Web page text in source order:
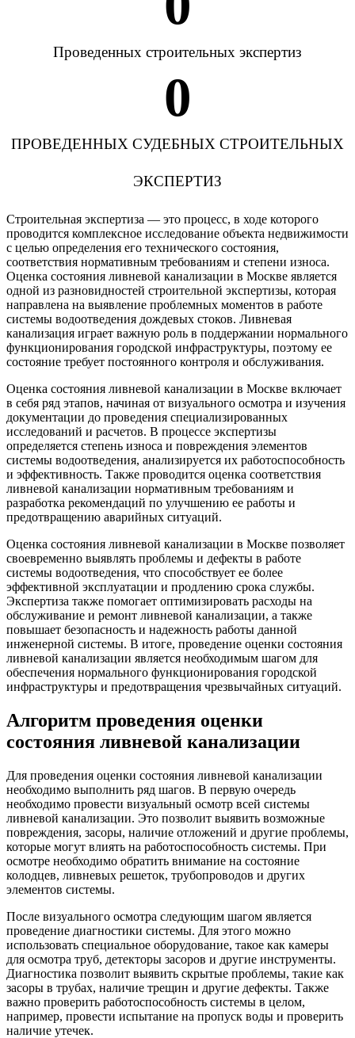
Проведенных строительных экспертиз
0
ПРОВЕДЕННЫХ СУДЕБНЫХ СТРОИТЕЛЬНЫХ
ЭКСПЕРТИЗ
Строительная экспертиза — это процесс, в ходе которого
проводится комплексное исследование объекта недвижимости
с целью определения его технического состояния,
соответствия нормативным требованиям и степени износа.
Оценка состояния ливневой канализации в Москве является
одной из разновидностей строительной экспертизы, которая
направлена на выявление проблемных моментов в работе
системы водоотведения дождевых стоков. Ливневая
канализация играет важную роль в поддержании нормального
функционирования городской инфраструктуры, поэтому ее
состояние требует постоянного контроля и обслуживания.
Оценка состояния ливневой канализации в Москве включает
в себя ряд этапов, начиная от визуального осмотра и изучения
документации до проведения специализированных
исследований и расчетов. В процессе экспертизы
определяется степень износа и повреждения элементов
системы водоотведения, анализируется их работоспособность
и эффективность. Также проводится оценка соответствия
ливневой канализации нормативным требованиям и
разработка рекомендаций по улучшению ее работы и
предотвращению аварийных ситуаций.
Оценка состояния ливневой канализации в Москве позволяет
своевременно выявлять проблемы и дефекты в работе
системы водоотведения, что способствует ее более
эффективной эксплуатации и продлению срока службы.
Экспертиза также помогает оптимизировать расходы на
обслуживание и ремонт ливневой канализации, а также
повышает безопасность и надежность работы данной
инженерной системы. В итоге, проведение оценки состояния
ливневой канализации является необходимым шагом для
обеспечения нормального функционирования городской
инфраструктуры и предотвращения чрезвычайных ситуаций.
Алгоритм проведения оценки
состояния ливневой канализации
Для проведения оценки состояния ливневой канализации
необходимо выполнить ряд шагов. В первую очередь
необходимо провести визуальный осмотр всей системы
ливневой канализации. Это позволит выявить возможные
повреждения, засоры, наличие отложений и другие проблемы,
которые могут влиять на работоспособность системы. При
осмотре необходимо обратить внимание на состояние
колодцев, ливневых решеток, трубопроводов и других
элементов системы.
После визуального осмотра следующим шагом является
проведение диагностики системы. Для этого можно
использовать специальное оборудование, такое как камеры
для осмотра труб, детекторы засоров и другие инструменты.
Диагностика позволит выявить скрытые проблемы, такие как
засоры в трубах, наличие трещин и другие дефекты. Также
важно проверить работоспособность системы в целом,
например, провести испытание на пропуск воды и проверить
наличие утечек.